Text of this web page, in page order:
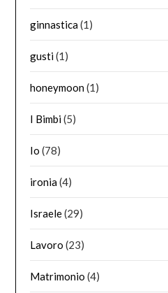
ginnastica(1)
gusti(1)
honeymoon(1)
I Bimbi(5)
Io (78)
ironia(4)
Israele(29)
Lavoro (23)
Matrimonio (4)